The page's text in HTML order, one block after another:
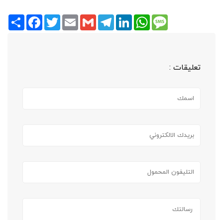
Share
FacebookTwitter Email Gmail
TelegramLinkedInWhatsAppMessage
تعليقات :